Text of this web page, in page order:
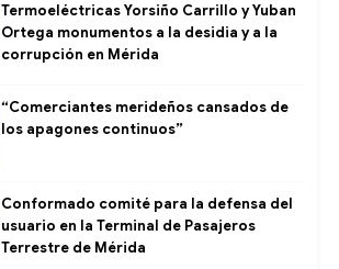
Termoeléctricas Yorsiño Carrillo y Yuban
Ortega monumentos a la desidia y a la
corrupción en Mérida
“Comerciantes merideños cansados de
los apagones continuos”
Conformado comité para la defensa del
usuario en la Terminal de Pasajeros
Terrestre de Mérida